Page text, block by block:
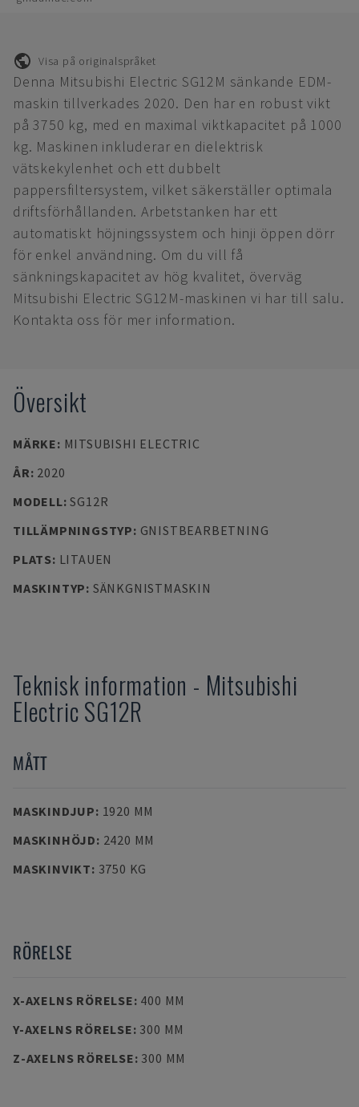
Visa på originalspråket
Denna Mitsubishi Electric SG12M sänkande EDM-
maskin tillverkades 2020. Den har en robust vikt
på 3750 kg, med en maximal viktkapacitet på 1000
kg. Maskinen inkluderar en dielektrisk
vätskekylenhet och ett dubbelt
pappersfiltersystem, vilket säkerställer optimala
driftsförhållanden. Arbetstanken har ett
automatiskt höjningssystem och hinji öppen dörr
för enkel användning. Om du vill få
sänkningskapacitet av hög kvalitet, överväg
Mitsubishi Electric SG12M-maskinen vi har till salu.
Kontakta oss för mer information.
Översikt
MÄRKE: MITSUBISHI ELECTRIC
ÅR: 2020
MODELL:SG12R
TILLÄMPNINGSTYP: GNISTBEARBETNING
PLATS: LITAUEN
MASKINTYP: SÄNKGNISTMASKIN
Teknisk information - Mitsubishi
Electric SG12R
MÅTT
MASKINDJUP: 1920 MM
MASKINHÖJD: 2420 MM
MASKINVIKT: 3750 KG
RÖRELSE
X-AXELNS RÖRELSE: 400 MM
Y-AXELNS RÖRELSE: 300 MM
Z-AXELNS RÖRELSE: 300 MM